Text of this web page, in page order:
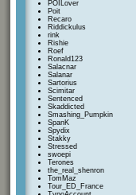
POILover
Poit
Recaro
Riddickulus
rink
Rishie
Roef
Ronald123
Salacnar
Salanar
Sartorius
Scimitar
Sentenced
Skaddicted
Smashing_Pumpkin
SpanK
Spydix
Stakky
Stressed
swoepi
Terones
the_real_shenron
TomMaz
Tour_ED_France